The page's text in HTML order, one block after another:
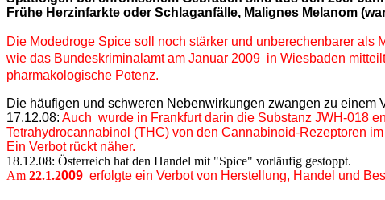
Frühe Herzinfarkte oder Schlaganfälle, Malignes Melanom
Die Modedroge Spice soll noch stärker und unberechenbarer
wie das Bundeskriminalamt am Januar 2009 in Wiesbaden
pharmakologische Potenz.
Die häufigen und schweren Nebenwirkungen zwangen zu einem
17.12.08: Auch wurde in Frankfurt darin die Substanz JWH-018
Tetrahydrocannabinol (THC) von den Cannabinoid-Rezeptoren
Ein Verbot rückt näher.
18.12.08: Österreich hat den Handel mit "Spice" vorläufig gestoppt.
Am 22.1.2009 erfolgte ein Verbot von Herstellung, Handel und